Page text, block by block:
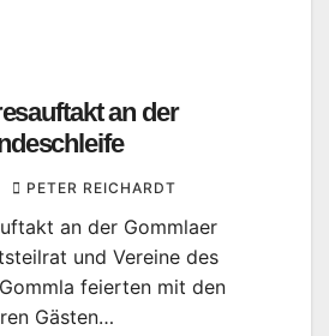
an der
PETER REICHARDT
an der Gommlaer
und Vereine des
feierten mit den
Gästen…